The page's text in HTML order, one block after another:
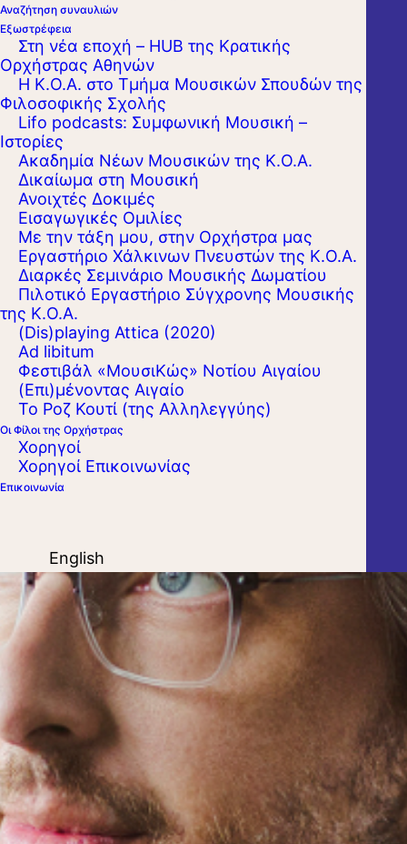
Αναζήτηση συναυλιών
Εξωστρέφεια
Στη νέα εποχή – HUB της Κρατικής
Ορχήστρας Αθηνών
Η Κ.Ο.Α. στο Τμήμα Μουσικών Σπουδών της
Φιλοσοφικής Σχολής
Lifo podcasts: Συμφωνική Μουσική –
Ιστορίες
Ακαδημία Νέων Μουσικών της Κ.Ο.Α.
Δικαίωμα στη Μουσική
Ανοιχτές Δοκιμές
Εισαγωγικές Ομιλίες
Με την τάξη μου, στην Ορχήστρα μας
Εργαστήριo Χάλκινων Πνευστών της Κ.Ο.Α.
Διαρκές Σεμινάριο Μουσικής Δωματίου
Πιλοτικό Εργαστήριο Σύγχρονης Μουσικής
της Κ.Ο.Α.
(Dis)playing Attica (2020)
Ad libitum
Φεστιβάλ «ΜουσιΚώς» Νοτίου Αιγαίου
(Επι)μένοντας Αιγαίο
Το Ροζ Κουτί (της Αλληλεγγύης)
Οι Φίλοι της Ορχήστρας
Χορηγοί
Χορηγοί Επικοινωνίας
Επικοινωνία
English